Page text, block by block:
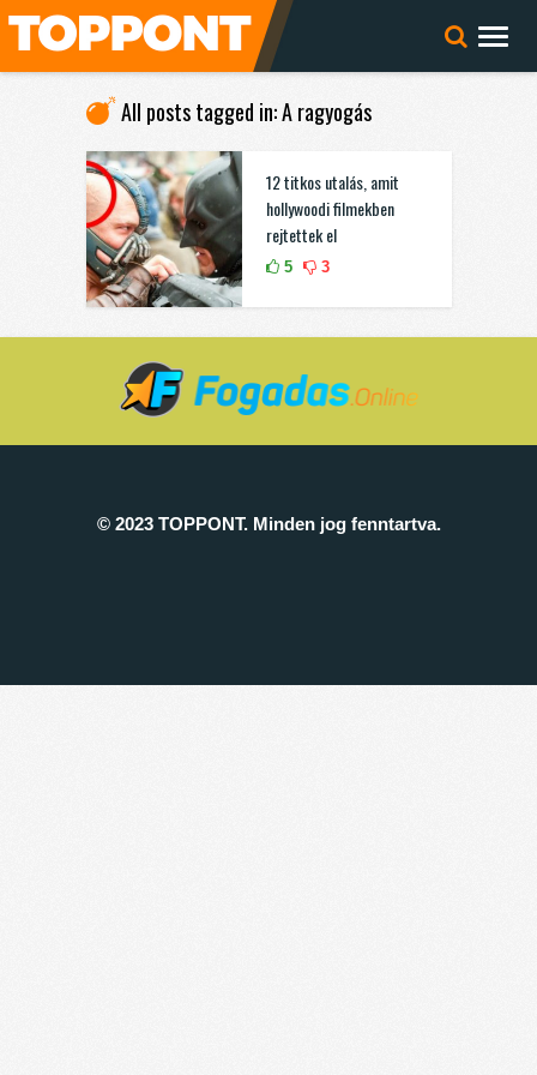
All posts tagged in: A ragyogás
12 titkos utalás, amit
hollywoodi filmekben
rejtettek el
5 3
© 2023 TOPPONT. Minden jog fenntartva.